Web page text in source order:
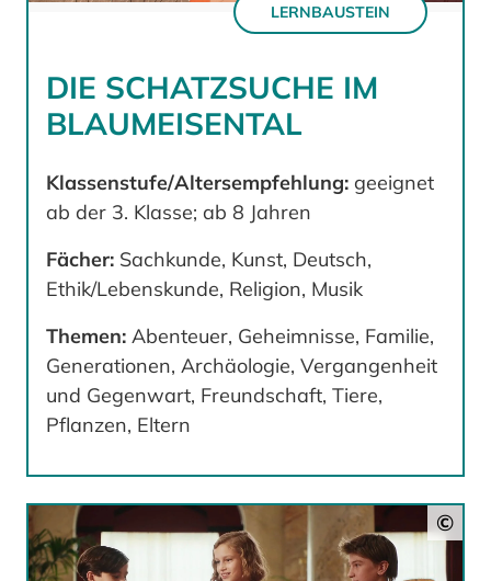
LERNBAUSTEIN
DIE SCHATZSUCHE IM
BLAUMEISENTAL
Klassenstufe/Altersempfehlung: geeignet
ab der 3. Klasse; ab 8 Jahren
Fächer: Sachkunde, Kunst, Deutsch,
Ethik/Lebenskunde, Religion, Musik
Themen: Abenteuer, Geheimnisse, Familie,
Generationen, Archäologie, Vergangenheit
und Gegenwart, Freundschaft, Tiere,
Pflanzen, Eltern
©